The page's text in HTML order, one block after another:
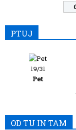
PTUJ
19/31
Pet
OD TU IN TAM